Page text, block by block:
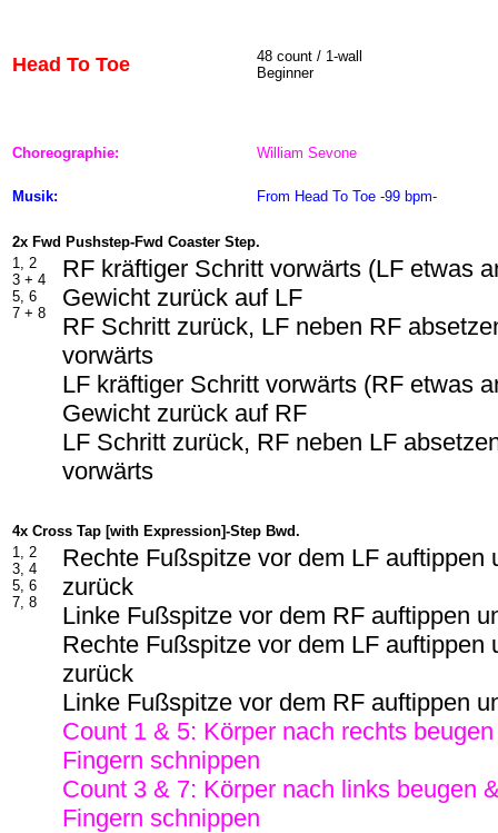
Head To Toe 48 count / 1-wall
Beginner
Choreographie: William Sevone
Musik: From Head To Toe -99 bpm-
2x Fwd Pushstep-Fwd Coaster Step.
1, 2
3 + 4
5, 6
7 + 8
RF kräftiger Schritt vorwärts (LF etwas
Gewicht zurück auf LF
RF Schritt zurück, LF neben RF
vorwärts
LF kräftiger Schritt vorwärts (RF etwas
Gewicht zurück auf RF
LF Schritt zurück, RF neben LF
vorwärts
4x Cross Tap [with Expression]-Step Bwd.
1, 2
3, 4
5, 6
7, 8
Rechte Fußspitze vor dem LF auftippen
zurück
Linke Fußspitze vor dem RF auftippen
Rechte Fußspitze vor dem LF auftippen
zurück
Linke Fußspitze vor dem RF auftippen
Count 1 & 5: Körper nach rechts
Fingern schnippen
Count 3 & 7: Körper nach links beugen
Fingern schnippen